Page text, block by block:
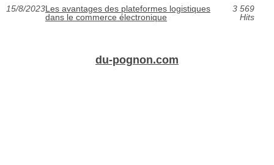
15/8/2023Les avantages des plateformes logistiques
dans le commerce électronique
3 569
Hits
du-pognon.com